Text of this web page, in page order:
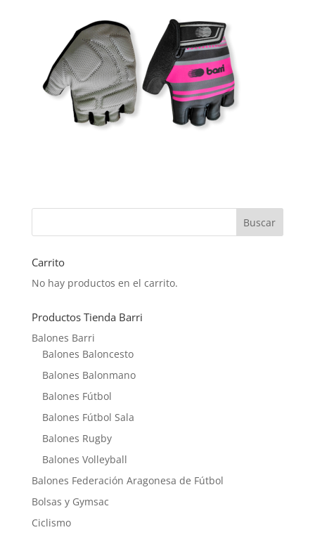
Carrito
No hay productos en el carrito.
Productos Tienda Barri
Balones Barri
Balones Baloncesto
Balones Balonmano
Balones Fútbol
Balones Fútbol Sala
Balones Rugby
Balones Volleyball
Balones Federación Aragonesa de Fútbol
Bolsas y Gymsac
Ciclismo